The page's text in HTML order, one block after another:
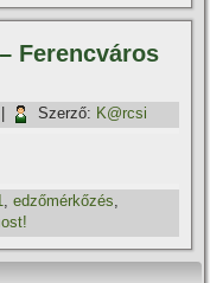
Ferencváros
Szerző: K@rcsi
,edzőmérkőzés,